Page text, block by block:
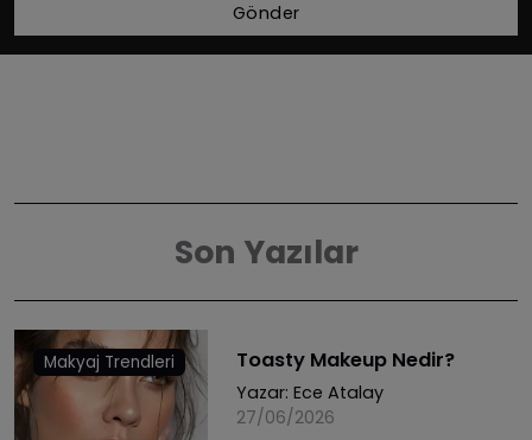
Gönder
Son Yazılar
Makyaj Trendleri Toasty Makeup Nedir?
Yazar: Ece Atalay
27/06/2026